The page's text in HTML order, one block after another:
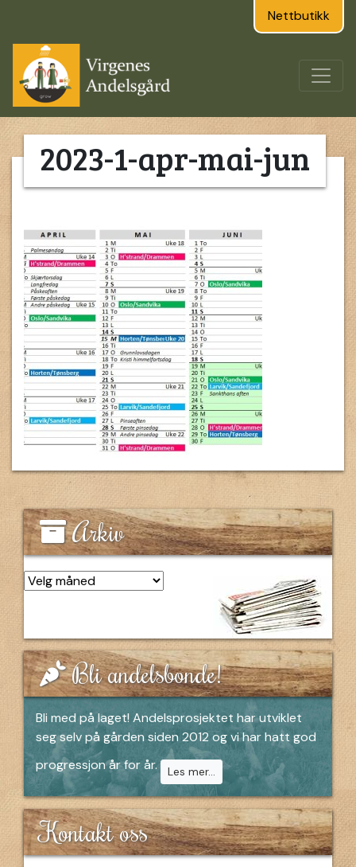
Nettbutikk
2023-1-apr-mai-jun
Arkiv
Bli andelsbonde!
Bli med på laget! Andelsprosjektet har utviklet
seg selv på gården siden 2012 og vi har hatt god
progressjon år for år.
Les mer...
Kontakt oss